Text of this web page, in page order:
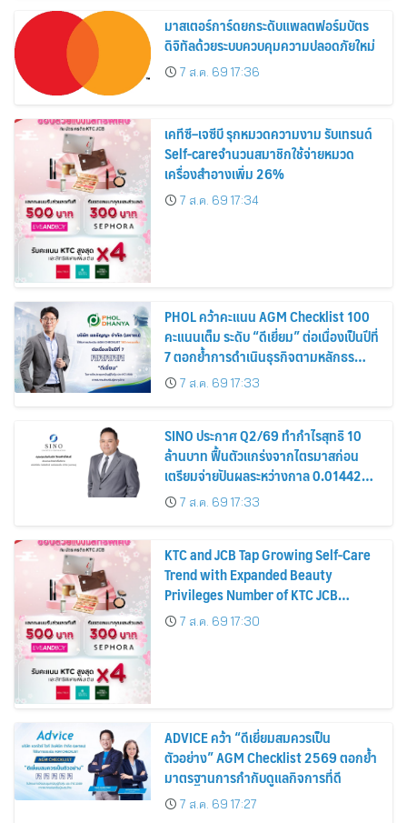
มาสเตอร์การ์ดยกระดับแพลตฟอร์มบัตร
ดิจิทัลด้วยระบบควบคุมความปลอดภัยใหม่
7 ส.ค. 69 17:36
เคทีซี–เจซีบี รุกหมวดความงาม รับเทรนด์
Self-careจำนวนสมาชิกใช้จ่ายหมวด
เครื่องสำอางเพิ่ม 26%
7 ส.ค. 69 17:34
PHOL คว้าคะแนน AGM Checklist 100
คะแนนเต็ม ระดับ “ดีเยี่ยม” ต่อเนื่องเป็นปีที่
7 ตอกย้ำการดำเนินธุรกิจตามหลักธร
รมาภิบาล โปร่งใส สร้างความเชื่อมั่นผู้ถือ
หุ้น
7 ส.ค. 69 17:33
SINO ประกาศ Q2/69 ทำกำไรสุทธิ 10
ล้านบาท ฟื้นตัวแกร่งจากไตรมาสก่อน
เตรียมจ่ายปันผลระหว่างกาล 0.014423
บาทต่อหุ้น ครึ่งปีหลังมุ่งเติบโตต่อเนื่อง
7 ส.ค. 69 17:33
KTC and JCB Tap Growing Self-Care
Trend with Expanded Beauty
Privileges Number of KTC JCB
Cardmembers Spending on
Cosmetics Rises 26%
7 ส.ค. 69 17:30
ADVICE คว้า “ดีเยี่ยมสมควรเป็น
ตัวอย่าง” AGM Checklist 2569 ตอกย้ำ
มาตรฐานการกำกับดูแลกิจการที่ดี
7 ส.ค. 69 17:27